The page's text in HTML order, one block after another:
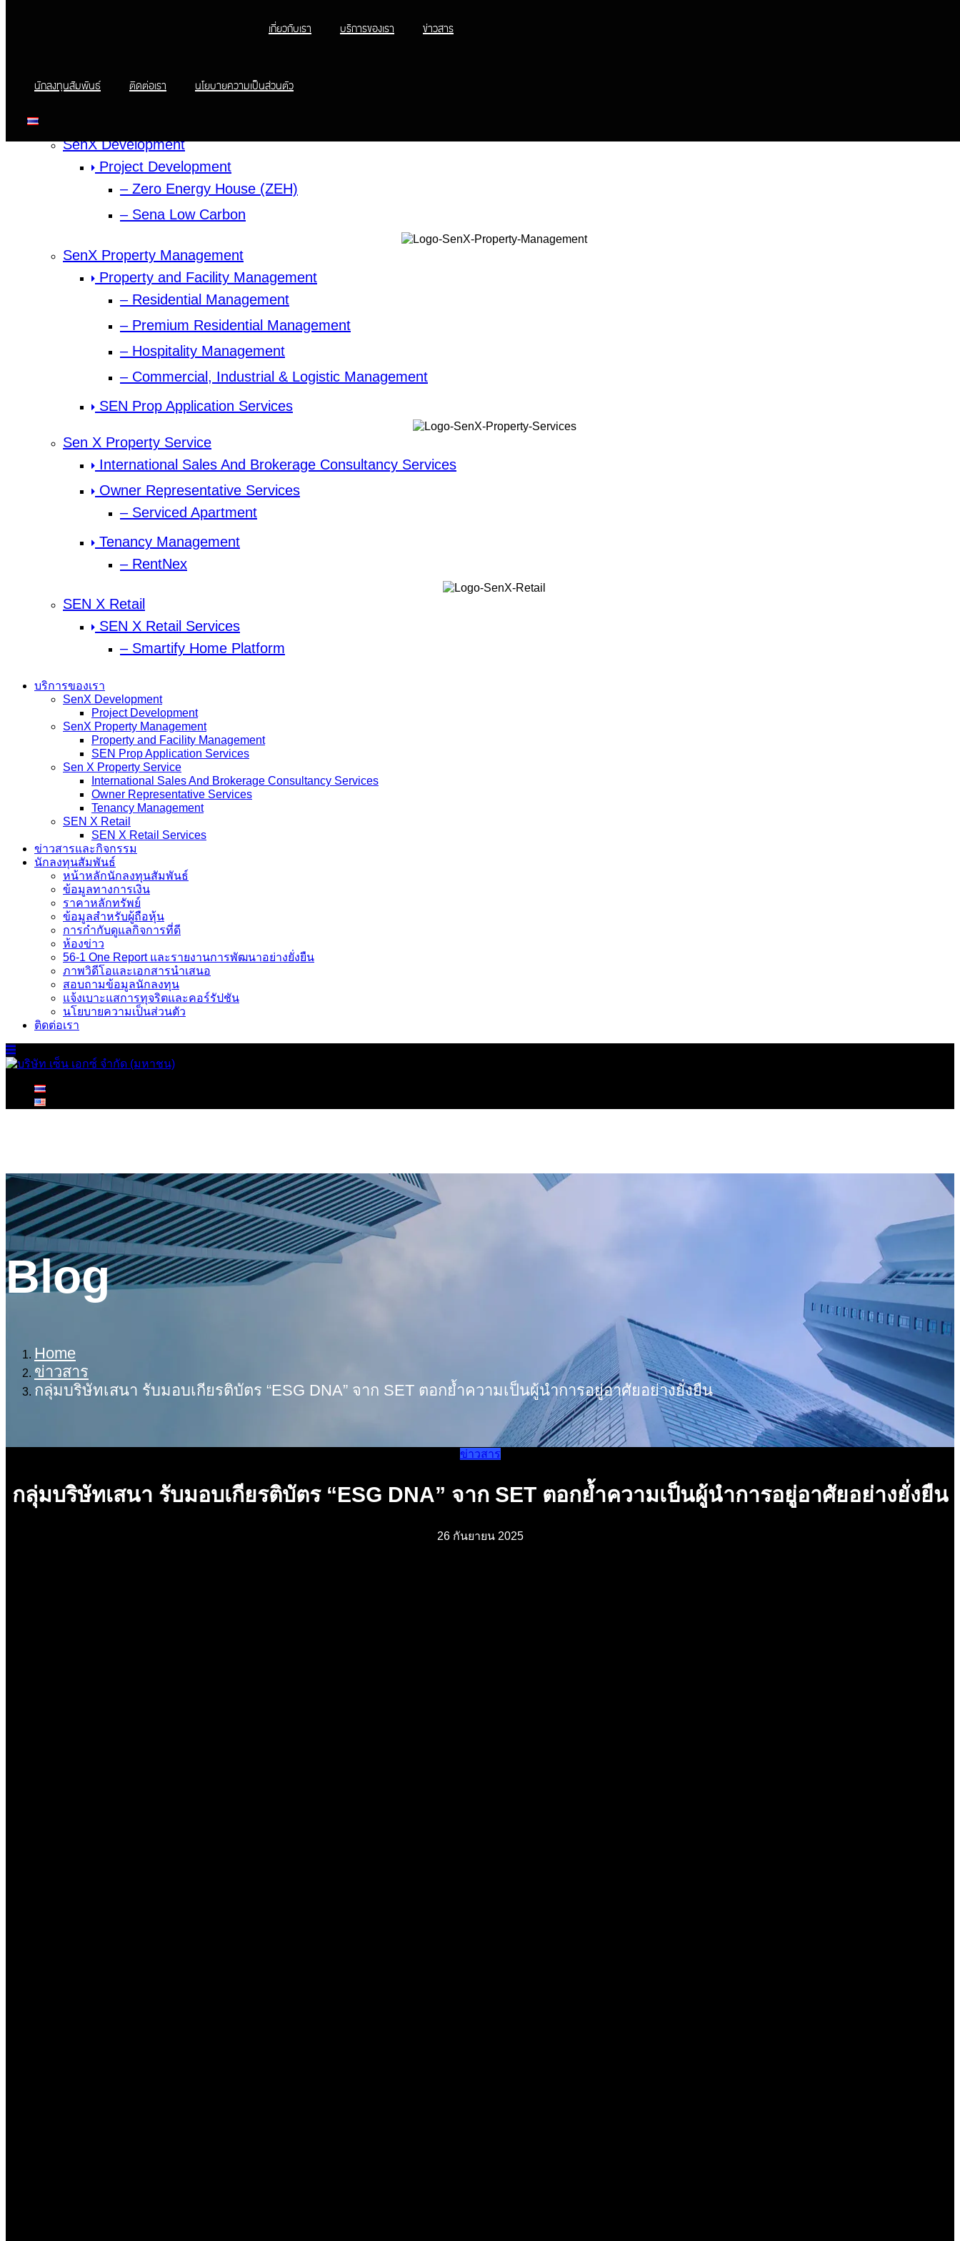
โครงการของเรา
SenX Development
Project Development
– Zero Energy House (ZEH)
– Sena Low Carbon
SenX Property Management
Property and Facility Management
– Residential Management
– Premium Residential Management
– Hospitality Management
– Commercial, Industrial & Logistic Management
SEN Prop Application Services
Sen X Property Service
International Sales And Brokerage Consultancy Services
Owner Representative Services
– Serviced Apartment
Tenancy Management
– RentNex
SEN X Retail
SEN X Retail Services
– Smartify Home Platform
บริการของเรา
SenX Development
Project Development
SenX Property Management
Property and Facility Management
SEN Prop Application Services
Sen X Property Service
International Sales And Brokerage Consultancy Services
Owner Representative Services
Tenancy Management
SEN X Retail
SEN X Retail Services
ข่าวสารและกิจกรรม
นักลงทุนสัมพันธ์
หน้าหลักนักลงทุนสัมพันธ์
ข้อมูลทางการเงิน
ราคาหลักทรัพย์
ข้อมูลสำหรับผู้ถือหุ้น
การกำกับดูแลกิจการที่ดี
ห้องข่าว
56-1 One Report และรายงานการพัฒนาอย่างยั่งยืน
ภาพวิดีโอและเอกสารนำเสนอ
สอบถามข้อมูลนักลงทุน
แจ้งเบาะแสการทุจริตและคอร์รัปชัน
นโยบายความเป็นส่วนตัว
ติดต่อเรา
เกี่ยวกับเรา บริการของเรา ข่าวสาร
นักลงทุนสัมพันธ์ ติดต่อเรา นโยบายความเป็นส่วนตัว
Blog
Home
ข่าวสาร
กลุ่มบริษัทเสนา รับมอบเกียรติบัตร “ESG DNA” จาก SET ตอกย้ำความเป็นผู้นำการอยู่อาศัยอย่างยั่งยืน
ข่าวสาร
กลุ่มบริษัทเสนา รับมอบเกียรติบัตร “ESG DNA” จาก SET ตอกย้ำความเป็นผู้นำการอยู่อาศัยอย่างยั่งยืน
26 กันยายน 2025